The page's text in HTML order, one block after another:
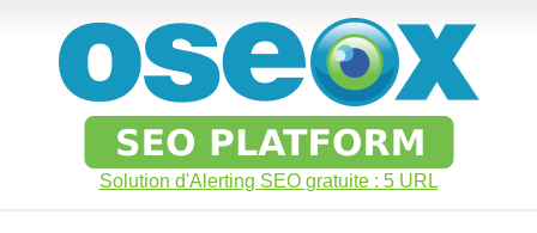
Solution d'Alerting SEO gratuite : 5 URL